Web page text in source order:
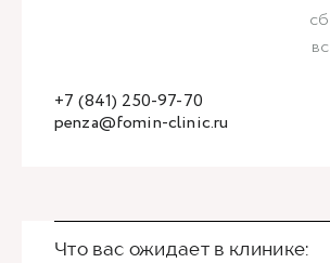
penza@fomin-clinic.ru
+7 (841) 250-97-70
сб
вс
Что вас ожидает в клинике: